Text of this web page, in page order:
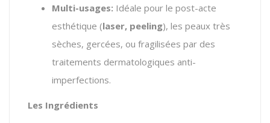
Multi-usages: Idéale pour le post-acte
esthétique (laser, peeling), les peaux très
sèches, gercées, ou fragilisées par des
traitements dermatologiques anti-
imperfections.
Les Ingrédients